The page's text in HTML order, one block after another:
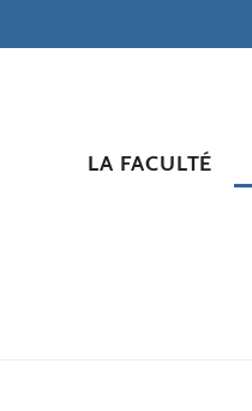
LA FACULTÉ